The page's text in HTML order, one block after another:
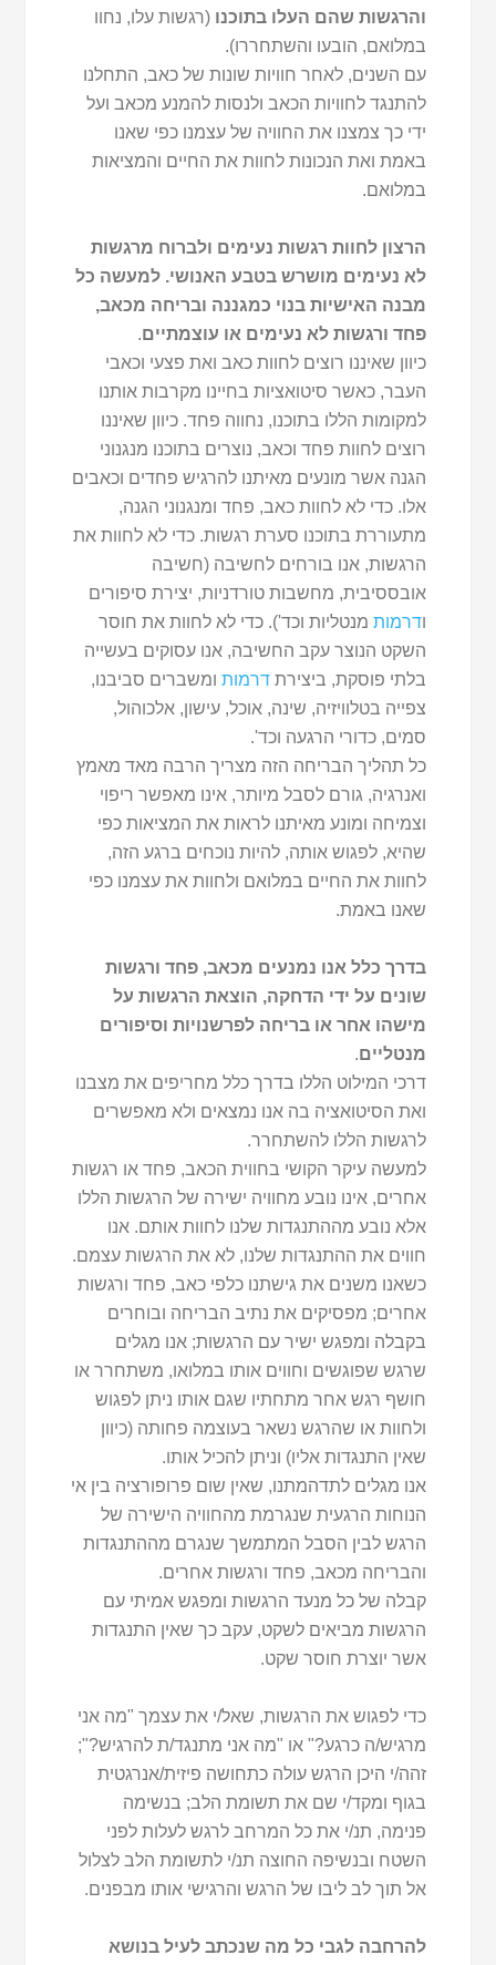
והרגשות שהם העלו בתוכנו (רגשות עלו, נחוו
במלואם, הובעו והשתחררו).
עם השנים, לאחר חוויות שונות של כאב, התחלנו
להתנגד לחוויות הכאב ולנסות להמנע מכאב ועל
ידי כך צמצנו את החוויה של עצמנו כפי שאנו
באמת ואת הנכונות לחוות את החיים והמציאות
במלואם.
הרצון לחוות רגשות נעימים ולברוח מרגשות
לא נעימים מושרש בטבע האנושי. למעשה כל
מבנה האישיות בנוי כמגננה ובריחה מכאב,
פחד ורגשות לא נעימים או עוצמתיים.
כיוון שאיננו רוצים לחוות כאב ואת פצעי וכאבי
העבר, כאשר סיטואציות בחיינו מקרבות אותנו
למקומות הללו בתוכנו, נחווה פחד. כיוון שאיננו
רוצים לחוות פחד וכאב, נוצרים בתוכנו מנגנוני
הגנה אשר מונעים מאיתנו להרגיש פחדים וכאבים
אלו. כדי לא לחוות כאב, פחד ומנגנוני הגנה,
מתעוררת בתוכנו סערת רגשות. כדי לא לחוות את
הרגשות, אנו בורחים לחשיבה (חשיבה
אובססיבית, מחשבות טורדניות, יצירת סיפורים
ודרמות מנטליות וכד'). כדי לא לחוות את חוסר
השקט הנוצר עקב החשיבה, אנו עסוקים בעשייה
בלתי פוסקת, ביצירתדרמות ומשברים סביבנו,
צפייה בטלוויזיה, שינה, אוכל, עישון, אלכוהול,
סמים, כדורי הרגעה וכד'.
כל תהליך הבריחה הזה מצריך הרבה מאד מאמץ
ואנרגיה, גורם לסבל מיותר, אינו מאפשר ריפוי
וצמיחה ומונע מאיתנו לראות את המציאות כפי
שהיא, לפגוש אותה, להיות נוכחים ברגע הזה,
לחוות את החיים במלואם ולחוות את עצמנו כפי
שאנו באמת.
בדרך כלל אנו נמנעים מכאב, פחד ורגשות
שונים על ידי הדחקה, הוצאת הרגשות על
מישהו אחר או בריחה לפרשנויות וסיפורים
מנטליים.
דרכי המילוט הללו בדרך כלל מחריפים את מצבנו
ואת הסיטואציה בה אנו נמצאים ולא מאפשרים
לרגשות הללו להשתחרר.
למעשה עיקר הקושי בחווית הכאב, פחד או רגשות
אחרים, אינו נובע מחוויה ישירה של הרגשות הללו
אלא נובע מההתנגדות שלנו לחוות אותם. אנו
חווים את ההתנגדות שלנו, לא את הרגשות עצמם.
כשאנו משנים את גישתנו כלפי כאב, פחד ורגשות
אחרים; מפסיקים את נתיב הבריחה ובוחרים
בקבלה ומפגש ישיר עם הרגשות; אנו מגלים
שרגש שפוגשים וחווים אותו במלואו, משתחרר או
חושף רגש אחר מתחתיו שגם אותו ניתן לפגוש
ולחוות או שהרגש נשאר בעוצמה פחותה (כיוון
שאין התנגדות אליו) וניתן להכיל אותו.
אנו מגלים לתדהמתנו, שאין שום פרופורציה בין אי
הנוחות הרגעית שנגרמת מהחוויה הישירה של
הרגש לבין הסבל המתמשך שנגרם מההתנגדות
והבריחה מכאב, פחד ורגשות אחרים.
קבלה של כל מנעד הרגשות ומפגש אמיתי עם
הרגשות מביאים לשקט, עקב כך שאין התנגדות
אשר יוצרת חוסר שקט.
כדי לפגוש את הרגשות, שאל/י את עצמך "מה אני
מרגיש/ה כרגע?" או "מה אני מתנגד/ת להרגיש?";
זהה/י היכן הרגש עולה כתחושה פיזית/אנרגטית
בגוף ומקד/י שם את תשומת הלב; בנשימה
פנימה, תנ/י את כל המרחב לרגש לעלות לפני
השטח ובנשיפה החוצה תנ/י לתשומת הלב לצלול
אל תוך לב ליבו של הרגש והרגישי אותו מבפנים.
להרחבה לגבי כל מה שנכתב לעיל בנושא